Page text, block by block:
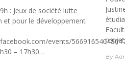
: Jeux de société lutte
et pour le développement
events/
– 17h30…
projet
By